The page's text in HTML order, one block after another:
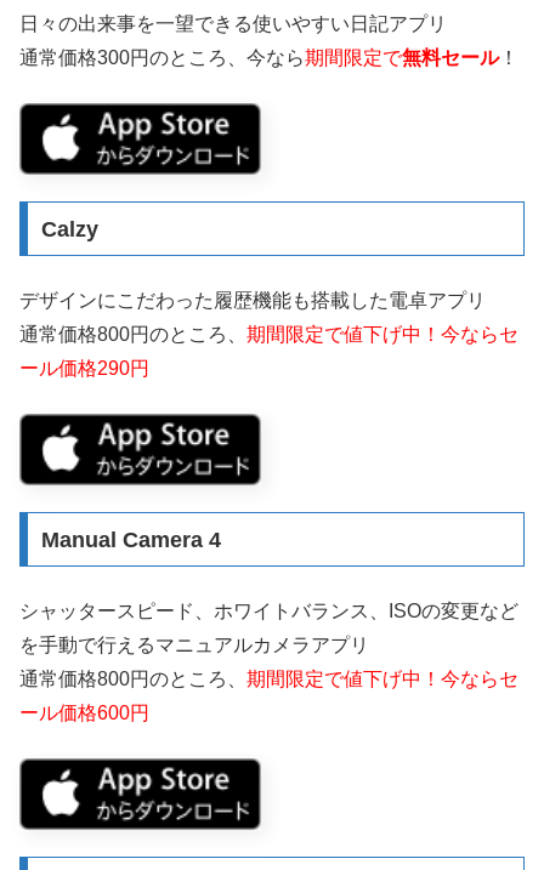
日々の出来事を一望できる使いやすい日記アプリ
通常価格300円のところ、今なら期間限定で無料セール！
Calzy
デザインにこだわった履歴機能も搭載した電卓アプリ
通常価格800円のところ、 期間限定で値下げ中！今ならセ
ール価格290円
Manual Camera 4
シャッタースピード、ホワイトバランス、ISOの変更など
を手動で行えるマニュアルカメラアプリ
通常価格800円のところ、 期間限定で値下げ中！今ならセ
ール価格600円